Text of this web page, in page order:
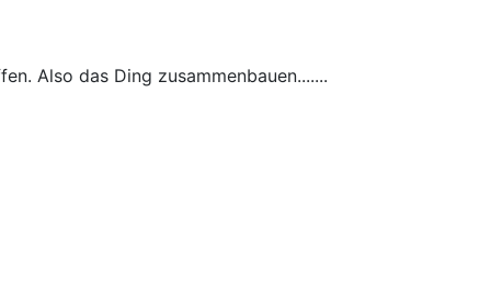
Also das Ding zusammenbauen.......